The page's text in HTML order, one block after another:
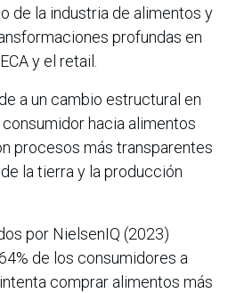
de la industria de alimentos y
profundas en
y el retail.
a un cambio estructural en
hacia alimentos
procesos más transparentes
la tierra y la producción
por NielsenIQ (2023)
de los consumidores a
comprar alimentos más